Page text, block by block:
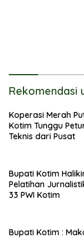
Rekomendasi
Koperasi Merah
Kotim Tunggu
Teknis dari Pusat
Bupati Kotim
Pelatihan
33 PWI Kotim
Bupati Kotim :